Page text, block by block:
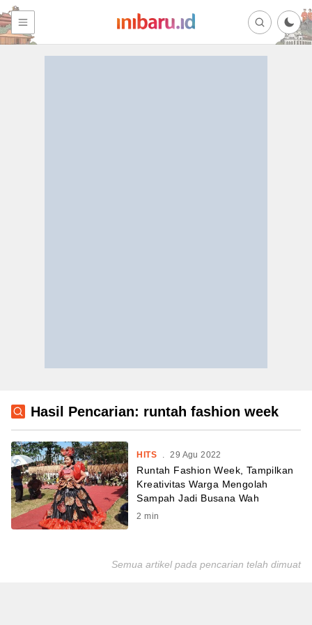
Hasil Pencarian: runtah fashion week
HITS . 29 Agu 2022
Runtah Fashion Week, Tampilkan
Kreativitas Warga Mengolah
Sampah Jadi Busana Wah
2 min
Semua artikel pada pencarian telah dimuat